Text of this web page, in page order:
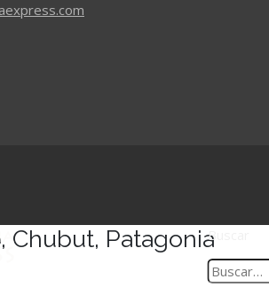
Buscar
Chubut, Patagonia